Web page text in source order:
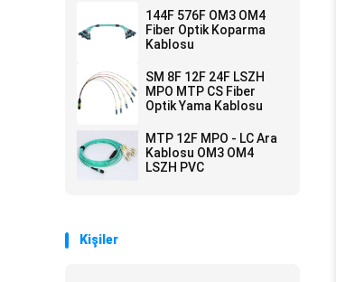
144F 576F OM3 OM4
Fiber Optik Koparma
Kablosu
SM 8F 12F 24F LSZH
MPO MTP CS Fiber
Optik Yama Kablosu
MTP 12F MPO - LC Ara
Kablosu OM3 OM4
LSZH PVC
Kişiler